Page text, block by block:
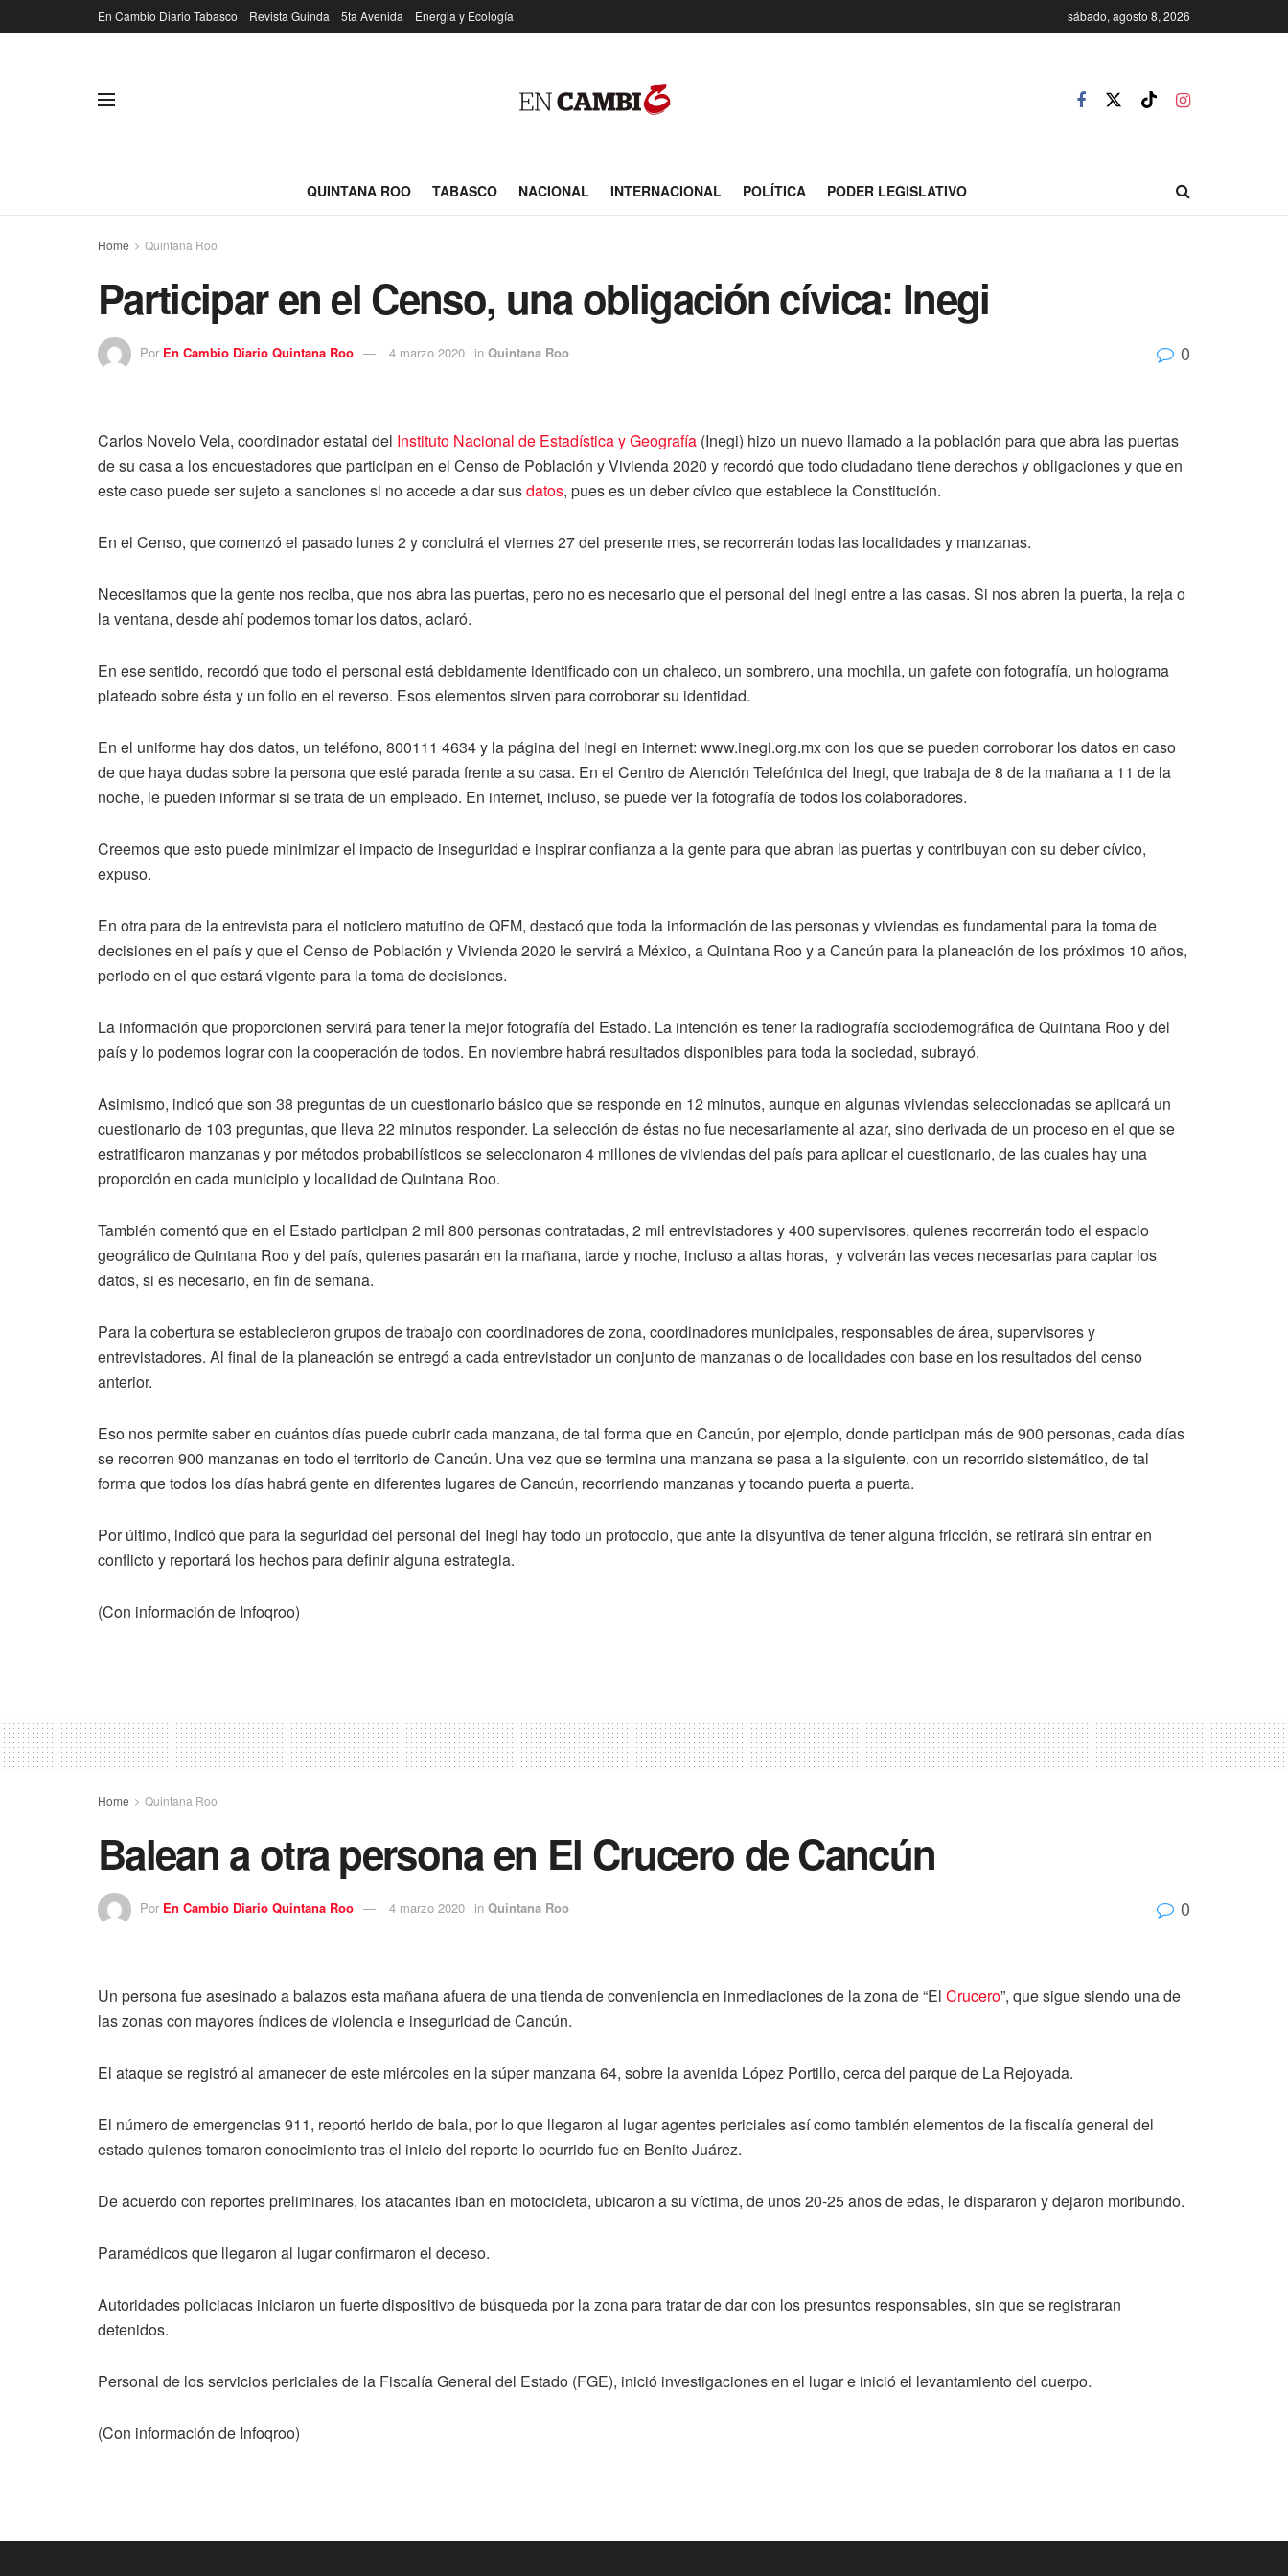
En Cambio Diario Tabasco Revista Guinda 5ta Avenida Energia y Ecología sábado, agosto 8, 2026
QUINTANA ROO TABASCO NACIONAL INTERNACIONAL POLÍTICA PODER LEGISLATIVO
Home Quintana Roo
Participar en el Censo, una obligación cívica: Inegi
Por En Cambio Diario Quintana Roo 4 marzo 2020 in Quintana Roo 0
Carlos Novelo Vela, coordinador estatal del Instituto Nacional de Estadística y Geografía (Inegi) hizo un nuevo llamado a la población para que abra las puertas
de su casa a los encuestadores que participan en el Censo de Población y Vivienda 2020 y recordó que todo ciudadano tiene derechos y obligaciones y que en
este caso puede ser sujeto a sanciones si no accede a dar susdatos, pues es un deber cívico que establece la Constitución.
En el Censo, que comenzó el pasado lunes 2 y concluirá el viernes 27 del presente mes, se recorrerán todas las localidades y manzanas.
Necesitamos que la gente nos reciba, que nos abra las puertas, pero no es necesario que el personal del Inegi entre a las casas. Si nos abren la puerta, la reja o
la ventana, desde ahí podemos tomar los datos, aclaró.
En ese sentido, recordó que todo el personal está debidamente identificado con un chaleco, un sombrero, una mochila, un gafete con fotografía, un holograma
plateado sobre ésta y un folio en el reverso. Esos elementos sirven para corroborar su identidad.
En el uniforme hay dos datos, un teléfono, 800111 4634 y la página del Inegi en internet: www.inegi.org.mx con los que se pueden corroborar los datos en caso
de que haya dudas sobre la persona que esté parada frente a su casa. En el Centro de Atención Telefónica del Inegi, que trabaja de 8 de la mañana a 11 de la
noche, le pueden informar si se trata de un empleado. En internet, incluso, se puede ver la fotografía de todos los colaboradores.
Creemos que esto puede minimizar el impacto de inseguridad e inspirar confianza a la gente para que abran las puertas y contribuyan con su deber cívico,
expuso.
En otra para de la entrevista para el noticiero matutino de QFM, destacó que toda la información de las personas y viviendas es fundamental para la toma de
decisiones en el país y que el Censo de Población y Vivienda 2020 le servirá a México, a Quintana Roo y a Cancún para la planeación de los próximos 10 años,
periodo en el que estará vigente para la toma de decisiones.
La información que proporcionen servirá para tener la mejor fotografía del Estado. La intención es tener la radiografía sociodemográfica de Quintana Roo y del
país y lo podemos lograr con la cooperación de todos. En noviembre habrá resultados disponibles para toda la sociedad, subrayó.
Asimismo, indicó que son 38 preguntas de un cuestionario básico que se responde en 12 minutos, aunque en algunas viviendas seleccionadas se aplicará un
cuestionario de 103 preguntas, que lleva 22 minutos responder. La selección de éstas no fue necesariamente al azar, sino derivada de un proceso en el que se
estratificaron manzanas y por métodos probabilísticos se seleccionaron 4 millones de viviendas del país para aplicar el cuestionario, de las cuales hay una
proporción en cada municipio y localidad de Quintana Roo.
También comentó que en el Estado participan 2 mil 800 personas contratadas, 2 mil entrevistadores y 400 supervisores, quienes recorrerán todo el espacio
geográfico de Quintana Roo y del país, quienes pasarán en la mañana, tarde y noche, incluso a altas horas, y volverán las veces necesarias para captar los
datos, si es necesario, en fin de semana.
Para la cobertura se establecieron grupos de trabajo con coordinadores de zona, coordinadores municipales, responsables de área, supervisores y
entrevistadores. Al final de la planeación se entregó a cada entrevistador un conjunto de manzanas o de localidades con base en los resultados del censo
anterior.
Eso nos permite saber en cuántos días puede cubrir cada manzana, de tal forma que en Cancún, por ejemplo, donde participan más de 900 personas, cada días
se recorren 900 manzanas en todo el territorio de Cancún. Una vez que se termina una manzana se pasa a la siguiente, con un recorrido sistemático, de tal
forma que todos los días habrá gente en diferentes lugares de Cancún, recorriendo manzanas y tocando puerta a puerta.
Por último, indicó que para la seguridad del personal del Inegi hay todo un protocolo, que ante la disyuntiva de tener alguna fricción, se retirará sin entrar en
conflicto y reportará los hechos para definir alguna estrategia.
(Con información de Infoqroo)
Home Quintana Roo
Balean a otra persona en El Crucero de Cancún
Por En Cambio Diario Quintana Roo 4 marzo 2020 in Quintana Roo 0
Un persona fue asesinado a balazos esta mañana afuera de una tienda de conveniencia en inmediaciones de la zona de “El Crucero”, que sigue siendo una de
las zonas con mayores índices de violencia e inseguridad de Cancún.
El ataque se registró al amanecer de este miércoles en la súper manzana 64, sobre la avenida López Portillo, cerca del parque de La Rejoyada.
El número de emergencias 911, reportó herido de bala, por lo que llegaron al lugar agentes periciales así como también elementos de la fiscalía general del
estado quienes tomaron conocimiento tras el inicio del reporte lo ocurrido fue en Benito Juárez.
De acuerdo con reportes preliminares, los atacantes iban en motocicleta, ubicaron a su víctima, de unos 20-25 años de edas, le dispararon y dejaron moribundo.
Paramédicos que llegaron al lugar confirmaron el deceso.
Autoridades policiacas iniciaron un fuerte dispositivo de búsqueda por la zona para tratar de dar con los presuntos responsables, sin que se registraran
detenidos.
Personal de los servicios periciales de la Fiscalía General del Estado (FGE), inició investigaciones en el lugar e inició el levantamiento del cuerpo.
(Con información de Infoqroo)